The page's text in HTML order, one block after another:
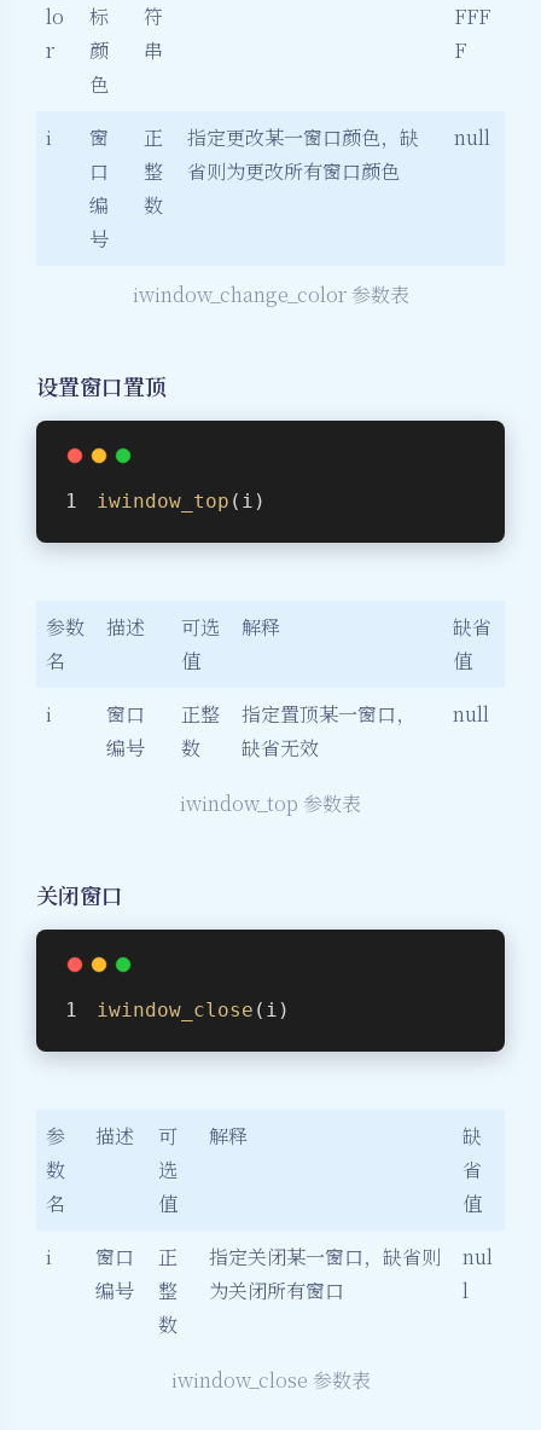
lo
r
标
颜
色
符
串
FFF
F
i
窗
口
编
号
正
整
数
指定更改某一窗口颜色，缺
省则为更改所有窗口颜色
null
iwindow_change_color 参数表
设置窗口置顶
iwindow_top (i)
参数
名
描述
可选
值
解释
缺省
值
i
窗口
编号
正整
数
指定置顶某一窗口，
缺省无效
null
iwindow_top 参数表
关闭窗口
iwindow_close (i)
参
数
名
描述
可
选
值
解释
缺
省
值
i
窗口
编号
正
整
数
指定关闭某一窗口，缺省则
为关闭所有窗口
nul
l
iwindow_close 参数表